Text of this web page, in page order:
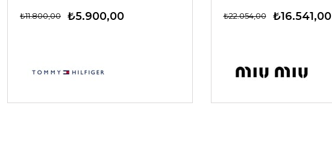
₺5.900,00
₺11.800,00 ₺16.541,00
₺22.054,00